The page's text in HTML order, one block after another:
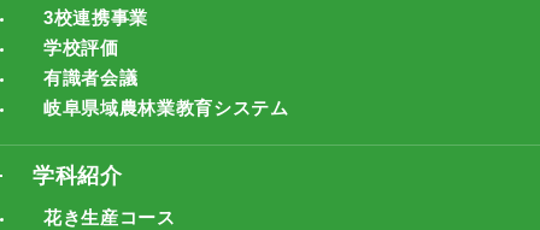
3校連携事業
学校評価
有識者会議
岐阜県域農林業教育システム
学科紹介
花き生産コース